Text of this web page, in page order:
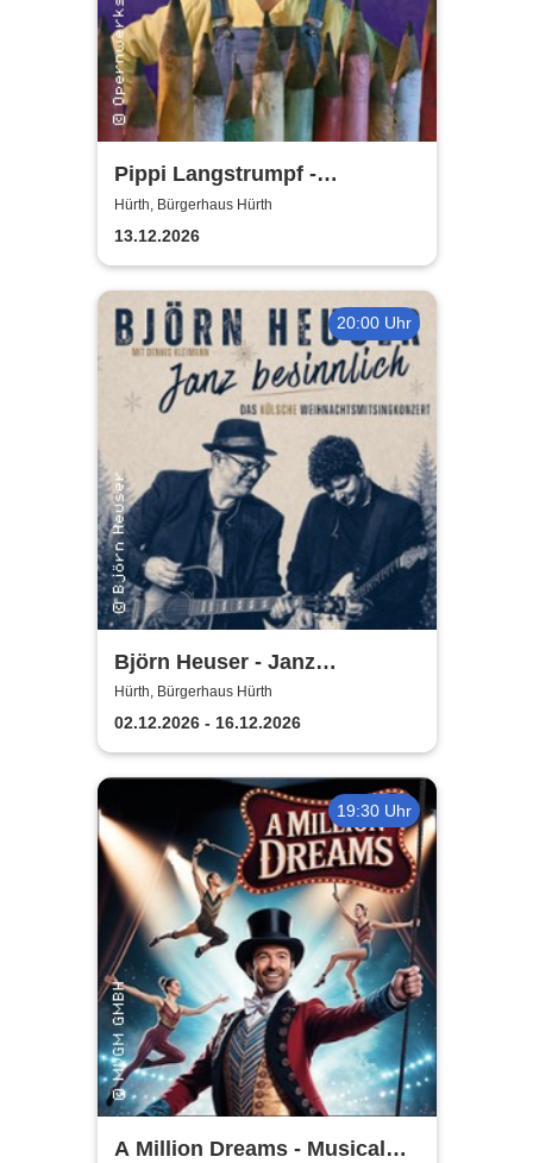
Pippi Langstrumpf -
Bürgerhaus Hürth
Hürth, Bürgerhaus Hürth
13.12.2026
20:00 Uhr
Björn Heuser - Janz
besinnlich
Hürth, Bürgerhaus Hürth
02.12.2026 - 16.12.2026
19:30 Uhr
A Million Dreams - Musical